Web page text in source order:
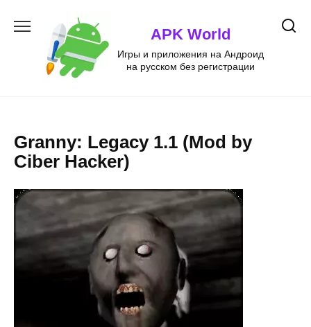
содержанию
APK World
Игры и приложения на Андроид
на русском без регистрации
Granny: Legacy 1.1 (Mod by
Ciber Hacker)